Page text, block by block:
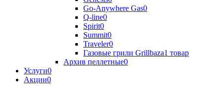
Go-Anywhere Gas0
Q-line0
Spirit0
Summit0
Traveler0
Газовые грили Grillbaza1 товар
Архив пеллетные0
Услуги0
Акции0